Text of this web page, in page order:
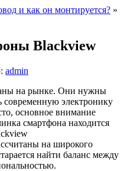
и как он монтируется? »
Blackview
admin
на рынке. Они нужны
современную электронику
основное внимание
смартфона находится
на широкого
найти баланс между